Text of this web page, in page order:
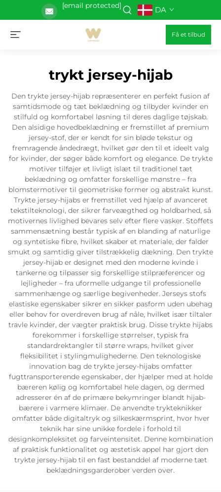
[email protected] DA
Få et tilbud
trykt jersey-hijab
Den trykte jersey-hijab repræsenterer en perfekt fusion af
samtidsmode og tæt beklædning og tilbyder kvinder en
stilfuld og komfortabel løsning til deres daglige tøjskab.
Den alsidige hovedbeklædning er fremstillet af premium
jersey-stof, der er kendt for sin bløde tekstur og
fremragende åndedrægt, hvilket gør den til et ideelt valg
for kvinder, der søger både komfort og elegance. De trykte
motiver tilføjer et livligt islæt til traditionel tæt
beklædning og omfatter forskellige mønstre – fra
blomstermotiver til geometriske former og abstrakt kunst.
Trykte jersey-hijabs er fremstillet ved hjælp af avanceret
tekstilteknologi, der sikrer farveægthed og holdbarhed, så
motivernes livlighed bevares selv efter flere vasker. Stoffets
sammensætning består typisk af en blanding af naturlige
og syntetiske fibre, hvilket skaber et materiale, der falder
smukt og samtidig giver tilstrækkelig dækning. Den trykte
jersey-hijab er designet med den moderne kvinde i
tankerne og tilpasser sig forskellige stilpræferencer og
lejligheder – fra uformelle udgange til professionelle
sammenhænge og særlige begivenheder. Jerseys stofs
elastiske egenskaber sikrer en sikker pasform uden ubehag
eller behov for overdreven brug af nåle, hvilket især tiltaler
travle kvinder, der vægter praktisk brug. Disse trykte hijabs
forekommer i forskellige størrelser, typisk fra
standardrektangler til større wraps, hvilket giver
fleksibilitet i stylingmulighederne. Den teknologiske
innovation bag de trykte jersey-hijabs omfatter
fugttransporterende egenskaber, der hjælper med at holde
bæreren kølig og komfortabel hele dagen, og dermed
adresserer én af de primære bekymringer blandt hijab-
bærere i varmere klimaer. De anvendte trykteknikker
omfatter både digitaltryk og silkeskærmsprint, hvor hver
teknik har sine unikke fordele i forhold til
designkompleksitet og farveintensitet. Denne kombination
af praktisk funktionalitet og æstetisk appel har gjort den
trykte jersey-hijab til en fast bestanddel af moderne tæt
beklædningsgarderober verden over.